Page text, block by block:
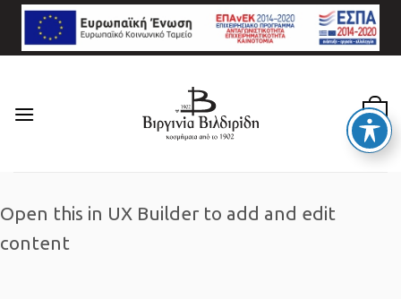
Skip
content
0
Open this in UX Builder to add and edit
content